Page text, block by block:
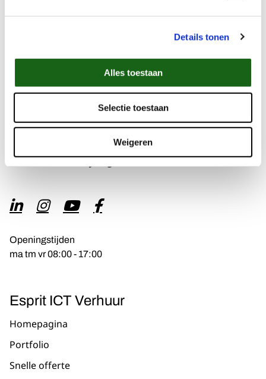
Details tonen
Alles toestaan
Selectie toestaan
Weigeren
Traverse 1
Routebeschrijving
Openingstijden
ma tm vr 08:00 - 17:00
Esprit ICT Verhuur
Homepagina
Portfolio
Snelle offerte